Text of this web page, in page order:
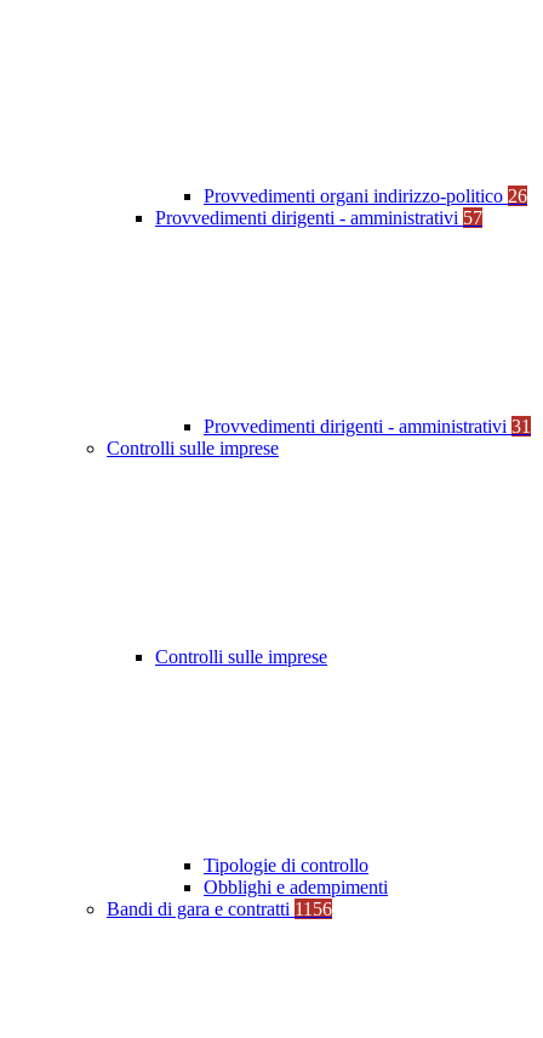
Provvedimenti organi indirizzo-politico 26
Provvedimenti dirigenti - amministrativi 57
Provvedimenti dirigenti - amministrativi 31
Controlli sulle imprese
Controlli sulle imprese
Tipologie di controllo
Obblighi e adempimenti
Bandi di gara e contratti 1156